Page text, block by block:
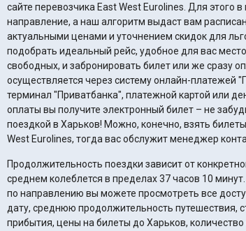
сайте перевозчика East West Eurolines. Для этого
направление, а наш алгоритм выдаст вам
актуальными ценами и уточнением скидок для льготников. Вы
подобрать идеальный рейс, удобное для вас
свободных, и забронировать билет или же сразу
осуществляется через систему онлайн-платежей
терминал "Приватбанка", платежной картой или
оплаты вы получите электронный билет – не
поездкой в Харьков! Можно, конечно, взять
West Eurolines, тогда вас обслужит менеджер
Продолжительность поездки зависит от
среднем колеблется в пределах 37 часов 10 минут. Воспользовавшись поиском
по направлению вы можете просмотреть все
дату, среднюю продолжительность путешествия,
прибытия, цены на билеты до Харьков,